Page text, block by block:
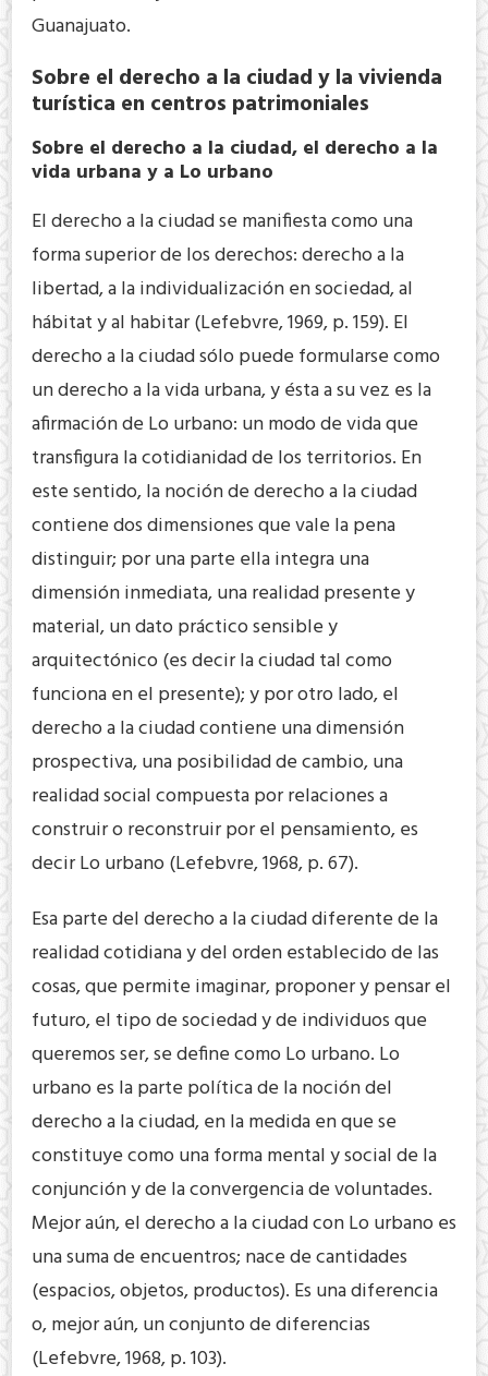
Guanajuato.
Sobre el derecho a la ciudad y la vivienda
turística en centros patrimoniales
Sobre el derecho a la ciudad, el derecho a la
vida urbana y a Lo urbano
El derecho a la ciudad se manifiesta como una
forma superior de los derechos: derecho a la
libertad, a la individualización en sociedad, al
hábitat y al habitar (Lefebvre, 1969, p. 159). El
derecho a la ciudad sólo puede formularse como
un derecho a la vida urbana, y ésta a su vez es la
afirmación de Lo urbano: un modo de vida que
transfigura la cotidianidad de los territorios. En
este sentido, la noción de derecho a la ciudad
contiene dos dimensiones que vale la pena
distinguir; por una parte ella integra una
dimensión inmediata, una realidad presente y
material, un dato práctico sensible y
arquitectónico (es decir la ciudad tal como
funciona en el presente); y por otro lado, el
derecho a la ciudad contiene una dimensión
prospectiva, una posibilidad de cambio, una
realidad social compuesta por relaciones a
construir o reconstruir por el pensamiento, es
decir Lo urbano (Lefebvre, 1968, p. 67).
Esa parte del derecho a la ciudad diferente de la
realidad cotidiana y del orden establecido de las
cosas, que permite imaginar, proponer y pensar el
futuro, el tipo de sociedad y de individuos que
queremos ser, se define como Lo urbano. Lo
urbano es la parte política de la noción del
derecho a la ciudad, en la medida en que se
constituye como una forma mental y social de la
conjunción y de la convergencia de voluntades.
Mejor aún, el derecho a la ciudad con Lo urbano es
una suma de encuentros; nace de cantidades
(espacios, objetos, productos). Es una diferencia
o, mejor aún, un conjunto de diferencias
(Lefebvre, 1968, p. 103).